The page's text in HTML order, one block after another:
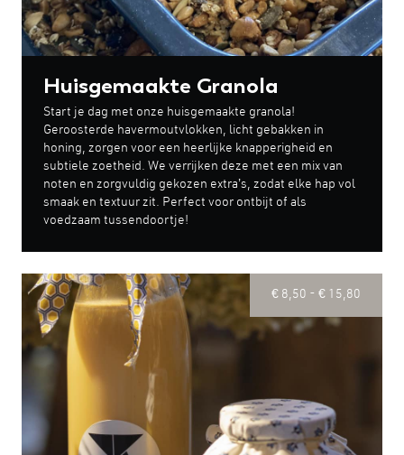
Huisgemaakte Granola
Start je dag met onze huisgemaakte granola!
Geroosterde havermoutvlokken, licht gebakken in
honing, zorgen voor een heerlijke knapperigheid en
subtiele zoetheid. We verrijken deze met een mix van
noten en zorgvuldig gekozen extra’s, zodat elke hap vol
smaak en textuur zit. Perfect voor ontbijt of als
voedzaam tussendoortje!
€ 8,50 - € 15,80